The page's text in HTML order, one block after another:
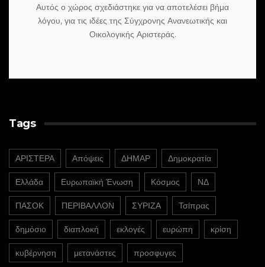
Αυτός ο χώρος σχεδιάστηκε για να αποτελέσει βήμα
λόγου, για τις ιδέες της Σύγχρονης Ανανεωτικής και
Οικολογικής Αριστεράς.
Tags
ΑΡΙΣΤΕΡΑ Απόψεις ΔΗΜΑΡ Δημοκρατία
Ελλάδα Ευρωπαϊκή Ένωση Κόσμος ΝΔ
ΠΑΣΟΚ ΠΕΡΙΒΑΛΛΟΝ ΣΥΡΙΖΑ Τσίπρας
δημόσιο διαπλοκή εκλογές ευρώπη κρίση
κυβέρνηση μετανάστες προσφυγες